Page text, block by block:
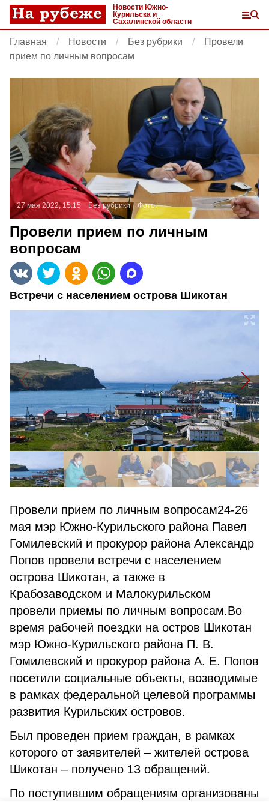
Новости Южно-
Курильска и
Сахалинской области
Главная Новости Без рубрики
Провели
прием по личным вопросам
27 мая 2022, 15:15 Без рубрики Фото:
Провели прием по личным
вопросам
Встречи с населением острова Шикотан
Провели прием по личным вопросам24-26
мая мэр Южно-Курильского района Павел
Гомилевский и прокурор района Александр
Попов провели встречи с населением
острова Шикотан, а также в
Крабозаводском и Малокурильском
провели приемы по личным вопросам.Во
время рабочей поездки на остров Шикотан
мэр Южно-Курильского района П. В.
Гомилевский и прокурор района А. Е. Попов
посетили социальные объекты, возводимые
в рамках федеральной целевой программы
развития Курильских островов.
Был проведен прием граждан, в рамках
которого от заявителей – жителей острова
Шикотан – получено 13 обращений.
По поступившим обращениям организованы